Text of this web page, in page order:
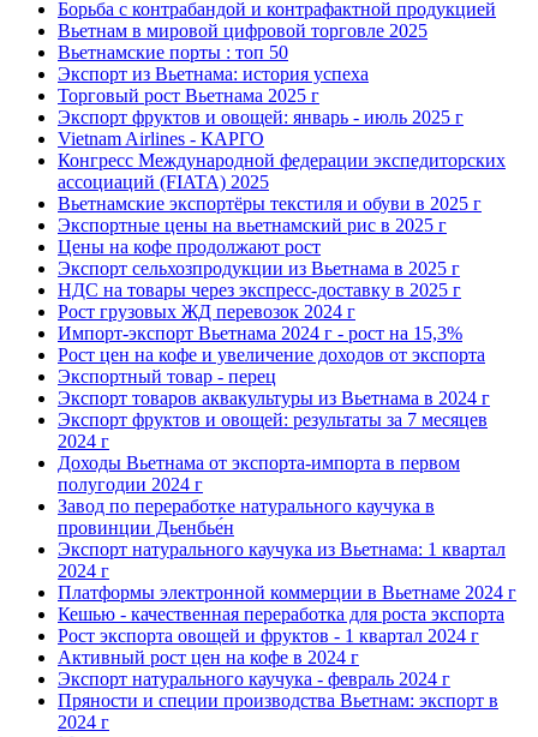
Борьба с контрабандой и контрафактной продукцией
Вьетнам в мировой цифровой торговле 2025
Вьетнамские порты : топ 50
Экспорт из Вьетнама: история успеха
Торговый рост Вьетнама 2025 г
Экспорт фруктов и овощей: январь - июль 2025 г
Vietnam Airlines - КАРГО
Конгресс Международной федерации экспедиторских
ассоциаций (FIATA) 2025
Вьетнамские экспортёры текстиля и обуви в 2025 г
Экспортные цены на вьетнамский рис в 2025 г
Цены на кофе продолжают рост
Экспорт сельхозпродукции из Вьетнама в 2025 г
НДС на товары через экспресс-доставку в 2025 г
Рост грузовых ЖД перевозок 2024 г
Импорт-экспорт Вьетнама 2024 г - рост на 15,3%
Рост цен на кофе и увеличение доходов от экспорта
Экспортный товар - перец
Экспорт товаров аквакультуры из Вьетнама в 2024 г
Экспорт фруктов и овощей: результаты за 7 месяцев
2024 г
Доходы Вьетнама от экспорта-импорта в первом
полугодии 2024 г
Завод по переработке натурального каучука в
провинции Дьенбье́н
Экспорт натурального каучука из Вьетнама: 1 квартал
2024 г
Платформы электронной коммерции в Вьетнаме 2024 г
Кешью - качественная переработка для роста экспорта
Рост экспорта овощей и фруктов - 1 квартал 2024 г
Активный рост цен на кофе в 2024 г
Экспорт натурального каучука - февраль 2024 г
Пряности и специи производства Вьетнам: экспорт в
2024 г